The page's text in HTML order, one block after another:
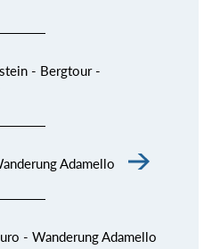
- Bergtour -
Adamello
- Wanderung Adamello